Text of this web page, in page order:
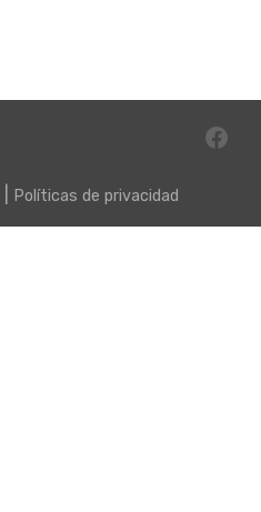
Políticas de privacidad